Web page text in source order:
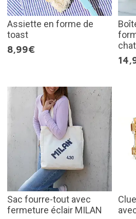
Assiette en forme de
toast
8,99€
Sac fourre-tout avec
fermeture éclair MILAN